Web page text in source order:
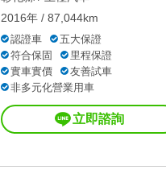
2016年 / 87,044km
認證車
五大保證
符合保固
里程保證
實車實價
友善試車
非多元化營業用車
立即諮詢